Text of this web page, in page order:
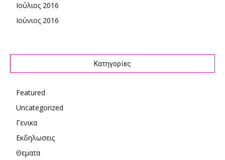
Ιούλιος 2016
Ιούνιος 2016
Kατηγορίες
Featured
Uncategorized
Γενικα
Εκδηλωσεις
Θεματα